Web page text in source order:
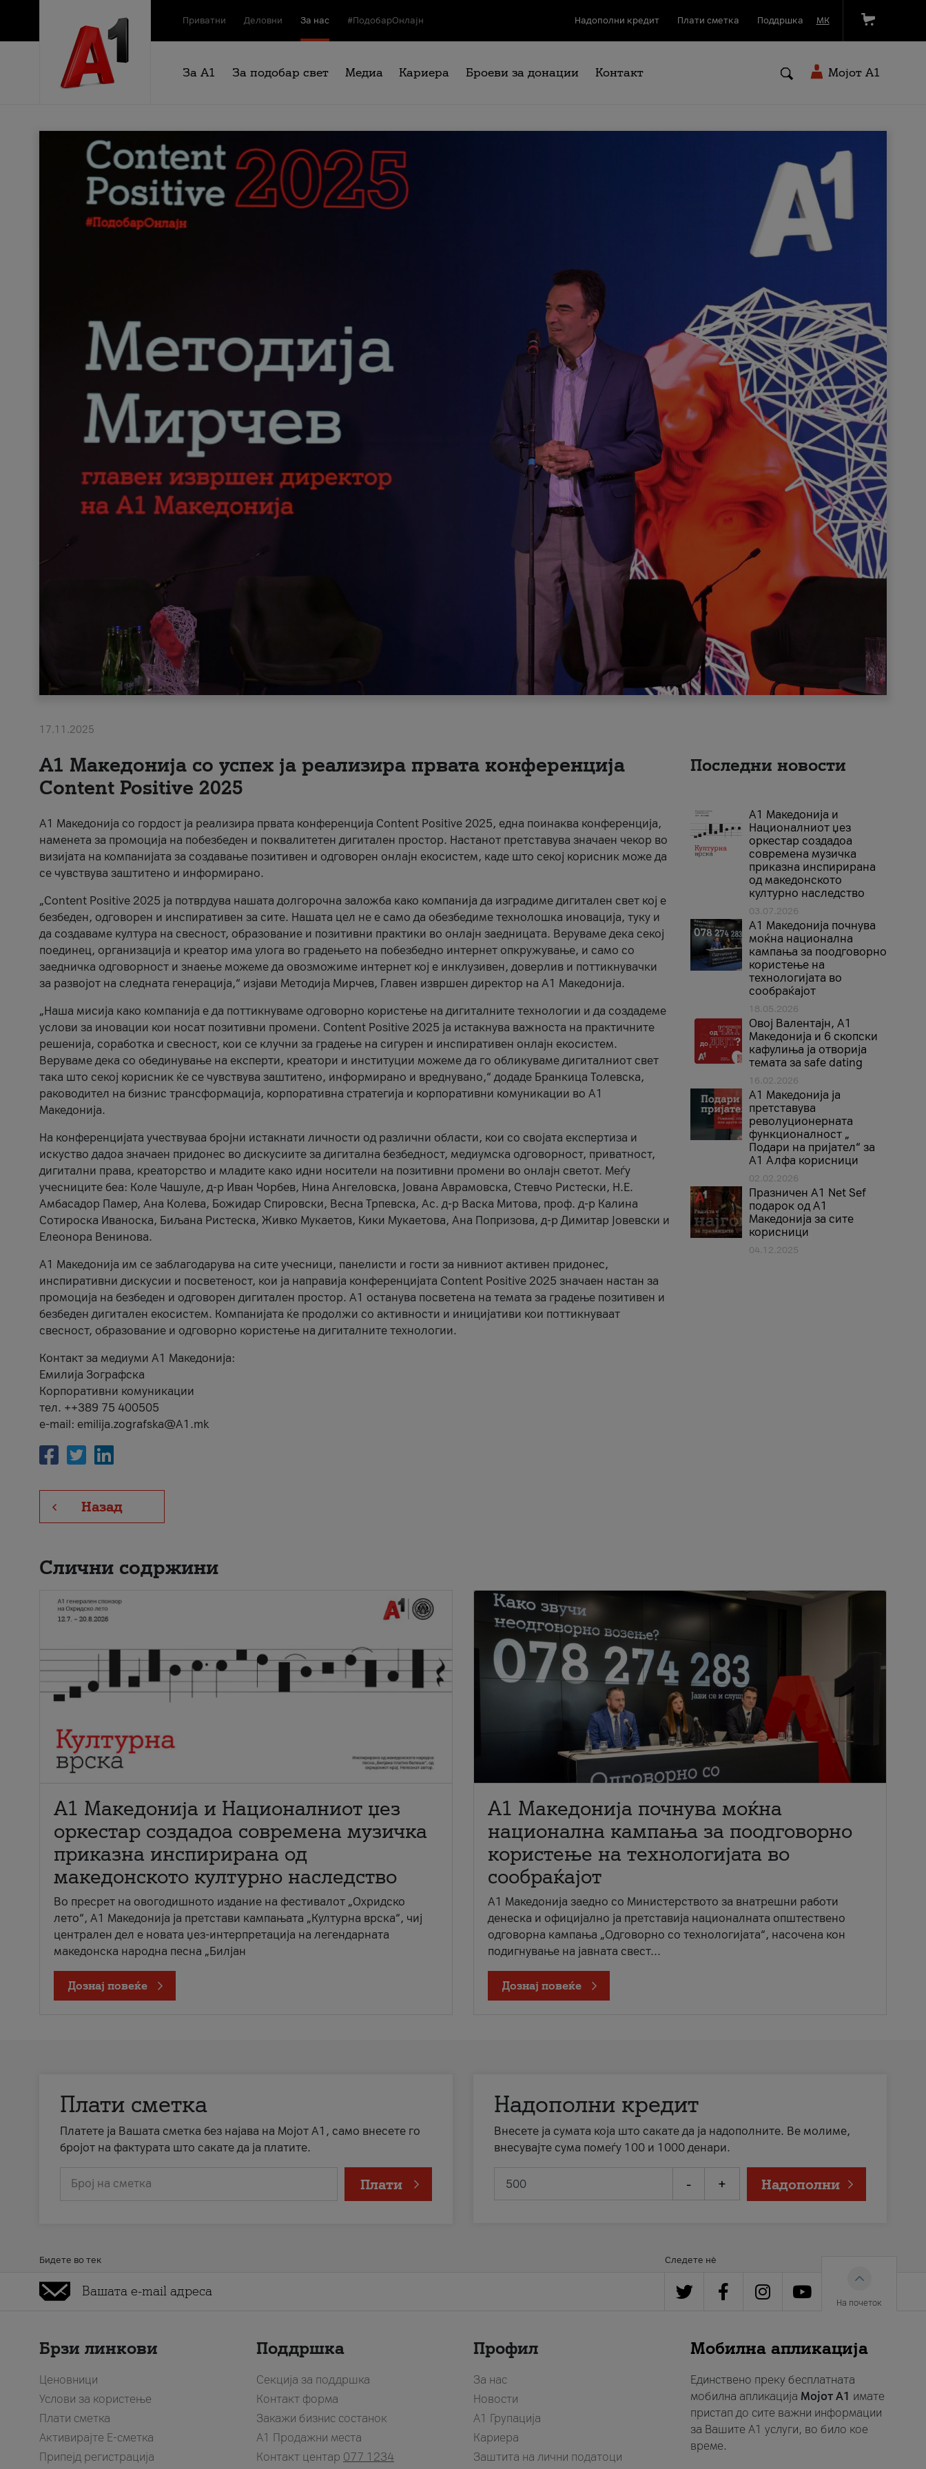
Приватни Деловни За нас #ПодобарОнлајн Надополни кредит Плати сметка Поддршка МК
За А1 За подобар свет Медиа Кариера Броеви за донации Контакт Мојот A1
17.11.2025
А1 Македонија со успех ја реализира првата конференција
Content Positive 2025
А1 Македонија со гордост ја реализира првата конференција Content Positive 2025, една поинаква конференција,
наменета за промоција на побезбеден и поквалитетен дигитален простор. Настанот претставува значаен чекор во
визијата на компанијата за создавање позитивен и одговорен онлајн екосистем, каде што секој корисник може да
се чувствува заштитено и информирано.
„Content Positive 2025 ја потврдува нашата долгорочна заложба како компанија да изградиме дигитален свет кој е
безбеден, одговорен и инспиративен за сите. Нашата цел не е само да обезбедиме технолошка иновација, туку и
да создаваме култура на свесност, образование и позитивни практики во онлајн заедницата. Веруваме дека секој
поединец, организација и креатор има улога во градењето на побезбедно интернет опкружување, и само со
заедничка одговорност и знаење можеме да овозможиме интернет кој е инклузивен, доверлив и поттикнувачки
за развојот на следната генерација,“ изјави Методија Мирчев, Главен извршен директор на А1 Македонија.
„Наша мисија како компанија е да поттикнуваме одговорно користење на дигиталните технологии и да создадеме
услови за иновации кои носат позитивни промени. Content Positive 2025 ја истакнува важноста на практичните
решенија, соработка и свесност, кои се клучни за градење на сигурен и инспиративен онлајн екосистем.
Веруваме дека со обединување на експерти, креатори и институции можеме да го обликуваме дигиталниот свет
така што секој корисник ќе се чувствува заштитено, информирано и вреднувано,“ додаде Бранкица Толевска,
раководител на бизнис трансформација, корпоративна стратегија и корпоративни комуникации во А1
Македонија.
На конференцијата учествуваа бројни истакнати личности од различни области, кои со својата експертиза и
искуство дадоа значаен придонес во дискусиите за дигитална безбедност, медиумска одговорност, приватност,
дигитални права, креаторство и младите како идни носители на позитивни промени во онлајн светот. Меѓу
учесниците беа: Коле Чашуле, д-р Иван Чорбев, Нина Ангеловска, Јована Аврамовска, Стевчо Ристески, Н.Е.
Амбасадор Памер, Ана Колева, Божидар Спировски, Весна Трпевска, Ас. д-р Васка Митова, проф. д-р Калина
Сотироска Иваноска, Биљана Ристеска, Живко Мукаетов, Кики Мукаетова, Ана Попризова, д-р Димитар Јовевски и
Елеонора Венинова.
А1 Македонија им се заблагодарува на сите учесници, панелисти и гости за нивниот активен придонес,
инспиративни дискусии и посветеност, кои ја направија конференцијата Content Positive 2025 значаен настан за
промоција на безбеден и одговорен дигитален простор. А1 останува посветена на темата за градење позитивен и
безбеден дигитален екосистем. Компанијата ќе продолжи со активности и иницијативи кои поттикнуваат
свесност, образование и одговорно користење на дигиталните технологии.
Контакт за медиуми А1 Македонија:
Емилија Зографска
Корпоративни комуникации
тел. ++389 75 400505
e-mail: emilija.zografska@A1.mk
Назад
Последни новости
А1 Македонија и
Националниот џез
оркестар создадоа
современа музичка
приказна инспирирана
од македонското
културно наследство
03.07.2026
A1 Македонија почнува
моќна национална
кампања за поодговорно
користење на
технологијата во
сообраќајот
18.05.2026
Овој Валентајн, A1
Македонија и 6 скопски
кафулиња ја отворија
темата за safe dating
16.02.2026
А1 Македонија ја
претставува
револуционерната
функционалност „
Подари на пријател“ за
А1 Алфа корисници
02.02.2026
Празничен A1 Net Sеf
подарок од А1
Македонија за сите
корисници
04.12.2025
Слични содржини
А1 Македонија и Националниот џез
оркестар создадоа современа музичка
приказна инспирирана од
македонското културно наследство
Во пресрет на овогодишното издание на фестивалот „Охридско
лето“, А1 Македонија ја претстави кампањата „Културна врска“, чиј
централен дел е новата џез-интерпретација на легендарната
македонска народна песна „Билјан
Дознај повеќе
A1 Македонија почнува моќна
национална кампања за поодговорно
користење на технологијата во
сообраќајот
A1 Македонија заедно со Министерството за внатрешни работи
денеска и официјално ја претставија националната општествено
одговорна кампања „Одговорно со технологијата“, насочена кон
подигнување на јавната свест...
Дознај повеќе
Плати сметка
Платете ја Вашата сметка без најава на Мојот А1, само внесете го
бројот на фактурата што сакате да ја платите.
Број на сметка Плати
Надополни кредит
Внесете ја сумата која што сакате да ја надополните. Ве молиме,
внесувајте сума помеѓу 100 и 1000 денари.
- + Надополни
Бидете во тек Следете нè
На почеток
Брзи линкови
Ценовници
Услови за користење
Плати сметка
Активирајте Е-сметка
Припејд регистрација
Поддршка
Секција за поддршка
Контакт форма
Закажи бизнис состанок
A1 Продажни места
Контакт центар 077 1234
Профил
За нас
Новости
А1 Групација
Кариера
Заштита на лични податоци
Мобилна апликација
Единствено преку бесплатната
мобилна апликација Мојот A1 имате
пристап до сите важни информации
за Вашите A1 услуги, во било кое
време.